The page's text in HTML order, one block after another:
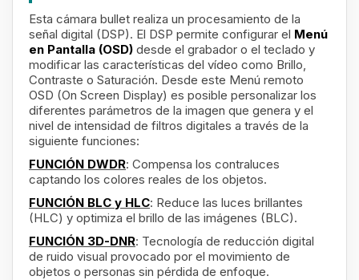
Esta cámara bullet realiza un procesamiento de la
señal digital (DSP). El DSP permite configurar el Menú
en Pantalla (OSD) desde el grabador o el teclado y
modificar las características del vídeo como Brillo,
Contraste o Saturación. Desde este Menú remoto
OSD (On Screen Display) es posible personalizar los
diferentes parámetros de la imagen que genera y el
nivel de intensidad de filtros digitales a través de la
siguiente funciones:
FUNCIÓN DWDR: Compensa los contraluces
captando los colores reales de los objetos.
FUNCIÓN BLC y HLC: Reduce las luces brillantes
(HLC) y optimiza el brillo de las imágenes (BLC).
FUNCIÓN 3D-DNR: Tecnología de reducción digital
de ruido visual provocado por el movimiento de
objetos o personas sin pérdida de enfoque.